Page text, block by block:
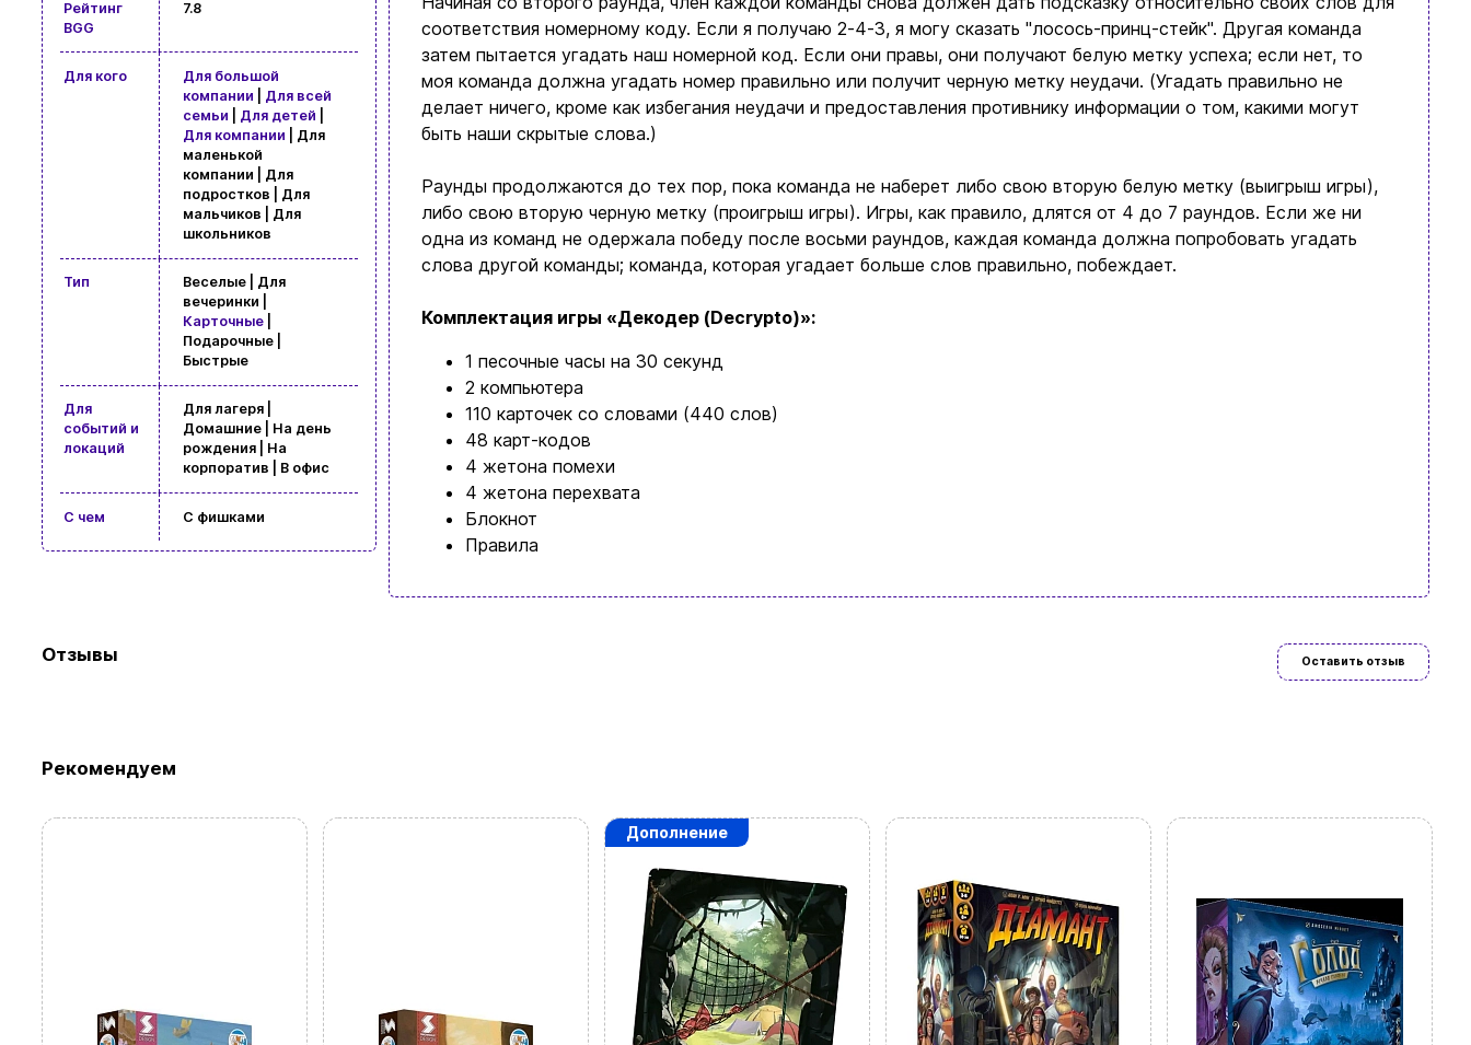
Рейтинг
BGG
7.8
Для кого
Для большой
компании
Для всей
семьи
Для детей
Для компании | Для
маленькой
компании | Для
подростков | Для
мальчиков | Для
школьников
Тип
Веселые | Для
вечеринки |
Карточные|
Подарочные |
Быстрые
Для
событий и
локаций
Для лагеря |
Домашние | На день
рождения | На
корпоратив | В офис
С чем С фишками
соответствия номерному коду. Если я получаю 2-4-3, я могу сказать "лосось-принц-стейк". Другая команда
затем пытается угадать наш номерной код. Если они правы, они получают белую метку успеха; если нет, то
моя команда должна угадать номер правильно или получит черную метку неудачи. (Угадать правильно не
делает ничего, кроме как избегания неудачи и предоставления противнику информации о том, какими могут
быть наши скрытые слова.)
Раунды продолжаются до тех пор, пока команда не наберет либо свою вторую белую метку (выигрыш игры),
либо свою вторую черную метку (проигрыш игры). Игры, как правило, длятся от 4 до 7 раундов. Если же ни
одна из команд не одержала победу после восьми раундов, каждая команда должна попробовать угадать
слова другой команды; команда, которая угадает больше слов правильно, побеждает.
Комплектация игры «Декодер (Decrypto)»:
1 песочные часы на 30 секунд
2 компьютера
110 карточек со словами (440 слов)
48 карт-кодов
4 жетона помехи
4 жетона перехвата
Блокнот
Правила
Отзывы Оставить отзыв
Рекомендуем
Дополнение
Ввойти Регистрация
Доставка и оплата
Новости и статьи
Возврат и обмен товаров
Ваша корзина сейчас пуста
Просмотрите ассортимент нашего магазина и вы обязательно
найдете что-нибудь интересное